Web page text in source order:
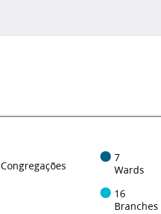
Congregações
7
Wards
16
Branches